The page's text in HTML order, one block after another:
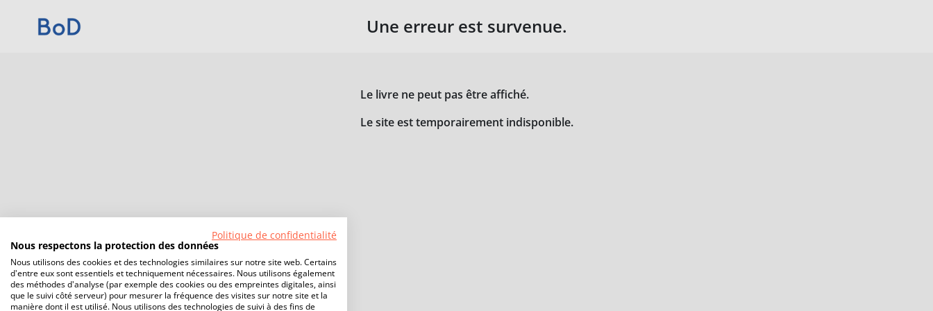
Une erreur est survenue.
Le livre ne peut pas être affiché.
Le site est temporairement indisponible.
Politique de confidentialité
Nous respectons la protection des données
Nous utilisons des cookies et des technologies similaires sur notre site web. Certains
d'entre eux sont essentiels et techniquement nécessaires. Nous utilisons également
des méthodes d'analyse (par exemple des cookies ou des empreintes digitales, ainsi
que le suivi côté serveur) pour mesurer la fréquence des visites sur notre site et la
manière dont il est utilisé. Nous utilisons des technologies de suivi à des fins de